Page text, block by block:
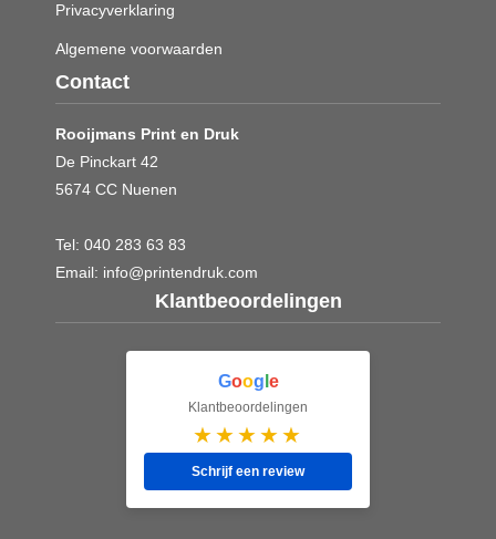
Privacyverklaring
Algemene voorwaarden
Contact
Rooijmans Print en Druk
De Pinckart 42
5674 CC Nuenen
Tel: 040 283 63 83
Email: info@printendruk.com
Klantbeoordelingen
Goog e
Klantbeoordelingen
★★★★★
Schrijf een review